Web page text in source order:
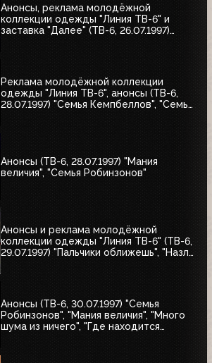
Анонсы, реклама молодёжной
коллекции одежды "Линия ТВ-6" и
заставка "Далее" (ТВ-6, 26.07.1997)
Реклама молодёжной коллекции
одежды "Линия ТВ-6", анонсы (ТВ-6,
28.07.1997) "Семья Кемпбеллов", "Семья
Анонсы (ТВ-6, 28.07.1997) "Мания
величия", "Семья Робинзонов"
Анонсы и реклама молодёжной
коллекции одежды "Линия ТВ-6" (ТВ-6,
29.07.1997) "Пальчики оближешь", "Назло
Анонсы (ТВ-6, 30.07.1997) "Семья
Робинзонов", "Мания величия", "Много
шума из ничего", "Где находится